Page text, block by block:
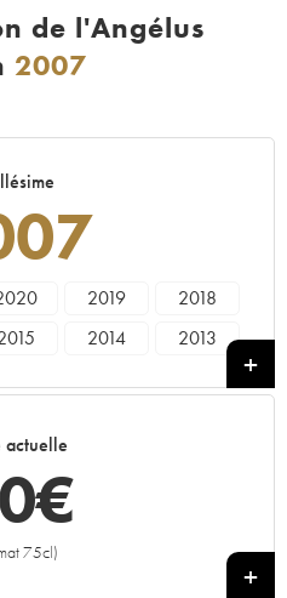
de l'Angélus
2007
2019
2018
2014
2013
1992
actuelle
€
75cl)
+